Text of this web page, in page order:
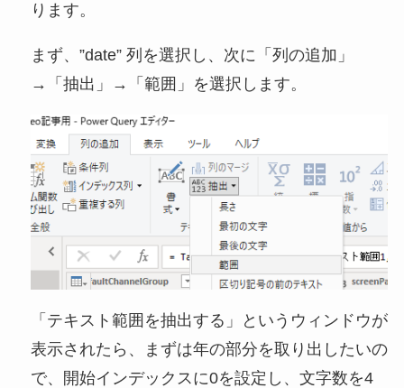
ります。
まず、”date” 列を選択し、次に「列の追加」
→「抽出」→「範囲」を選択します。
「テキスト範囲を抽出する」というウィンドウが
表示されたら、まずは年の部分を取り出したいの
で、開始インデックスに0を設定し、文字数を4